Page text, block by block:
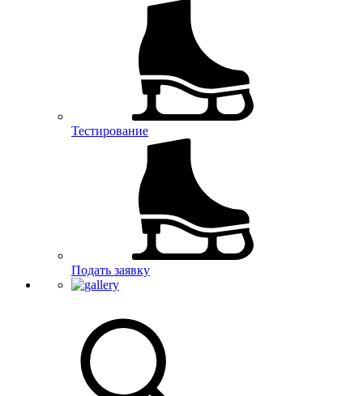
Тестирование
Подать заявку